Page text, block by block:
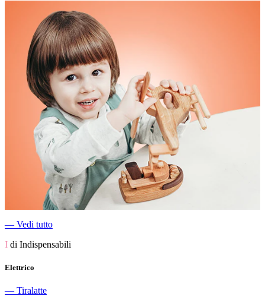
― Vedi tutto
I di Indispensabili
Elettrico
― Tiralatte